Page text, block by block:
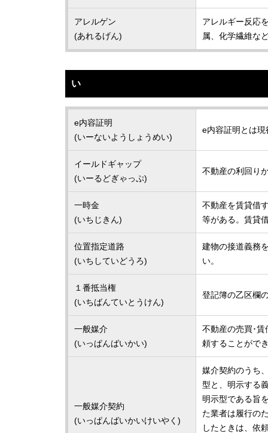
アレルゲン
(あれるげん)
アレルギー反応
属、化学繊維な
い
e内容証明
(いーないようしょうめい)
e内容証明とは
イールドギャップ
(いーるどぎゃっぷ)
不動産の利回り
一時金
(いちじきん)
不動産を賃貸借
等がある。賃貸
位置指定道路
(いちしていどうろ)
建物の接道義務
い。
１番抵当権
(いちばんていとうけん)
登記簿の乙区欄
一般媒介
(いっぱんばいかい)
不動産の売買･
頼することがで
一般媒介契約
(いっぱんばいかいけいやく)
媒介契約のうち
型と、明示する
明示型である旨
た業者は履行の
したときは、依